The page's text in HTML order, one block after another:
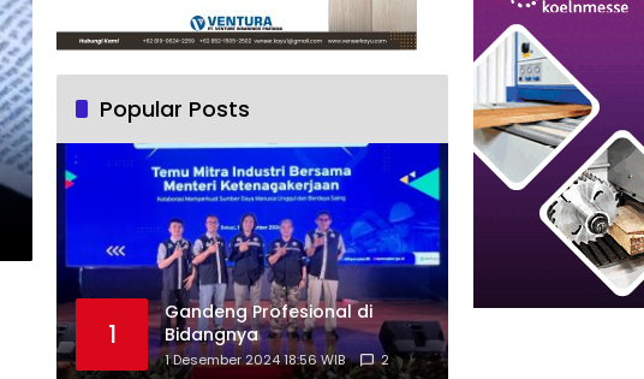
Popular Posts
1
Gandeng Profesional di
Bidangnya
1 Desember 2024 18:56 WIB 2